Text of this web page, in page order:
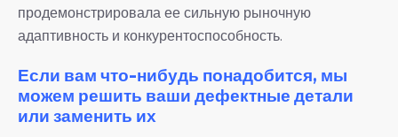
продемонстрировала ее сильную рыночную
адаптивность и конкурентоспособность.
Если вам что-нибудь понадобится, мы
можем решить ваши дефектные детали
или заменить их